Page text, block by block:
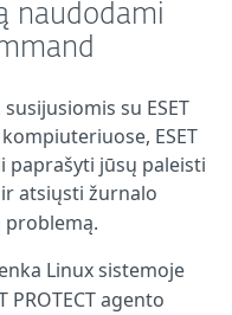
naudodami
su ESET
ESET
paprašyti jūsų paleisti
atsiųsti žurnalo
problemą.
Linux sistemoje
PROTECT agento